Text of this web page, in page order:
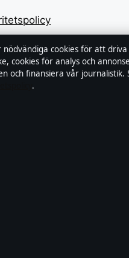
i korthet
oberoende svensk
nödvändiga cookies för att
cookies för analys och
och finansiera vår journalistik.
.